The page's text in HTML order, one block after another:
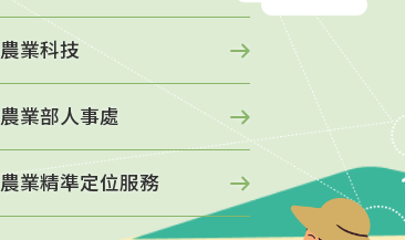
農業科技
農業部人事處
農業精準定位服務